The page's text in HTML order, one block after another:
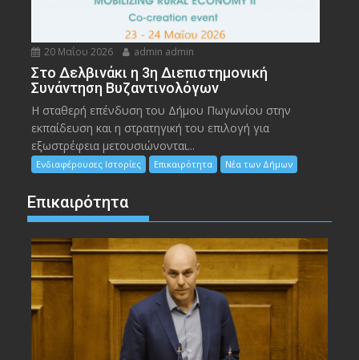
20 Μαΐου 2026 admin admin
Στο Δελβινάκι η 3η Διεπιστημονική
Συνάντηση Βυζαντινολόγων
Η σταθερή επένδυση του Δήμου Πωγωνίου στην
εκπαίδευση και η στρατηγική του επιλογή για
εξωστρέφεια μετουσιώνονται...
Ενδιαφέρουσες Ιστορίες Επικαιρότητα Νέα των Δήμων
Επικαιρότητα